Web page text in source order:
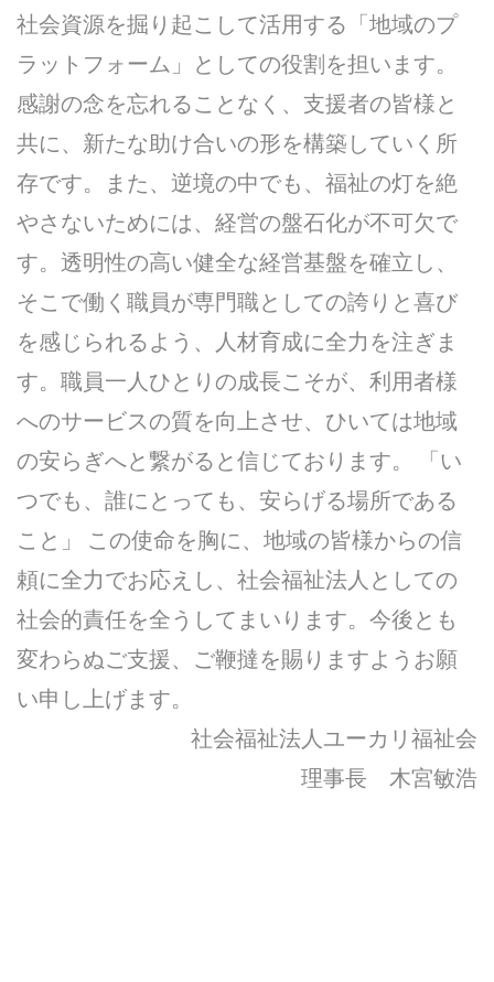
社会資源を掘り起こして活用する「地域のプ
ラットフォーム」としての役割を担います。
感謝の念を忘れることなく、支援者の皆様と
共に、新たな助け合いの形を構築していく所
存です。また、逆境の中でも、福祉の灯を絶
やさないためには、経営の盤石化が不可欠で
す。透明性の高い健全な経営基盤を確立し、
そこで働く職員が専門職としての誇りと喜び
を感じられるよう、人材育成に全力を注ぎま
す。職員一人ひとりの成長こそが、利用者様
へのサービスの質を向上させ、ひいては地域
の安らぎへと繋がると信じております。 「い
つでも、誰にとっても、安らげる場所である
こと」 この使命を胸に、地域の皆様からの信
頼に全力でお応えし、社会福祉法人としての
社会的責任を全うしてまいります。今後とも
変わらぬご支援、ご鞭撻を賜りますようお願
い申し上げます。
社会福祉法人ユーカリ福祉会
理事長 木宮敏浩